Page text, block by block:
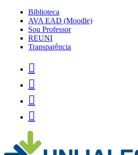
Biblioteca
AVA EAD (Moodle)
Sou Professor
REUNI
Transparência



